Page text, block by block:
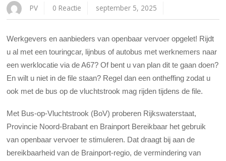
PV 0 Reactie september 5, 2025
Werkgevers en aanbieders van openbaar vervoer opgelet! Rijdt
u al met een touringcar, lijnbus of autobus met werknemers naar
een werklocatie via de A67? Of bent u van plan dit te gaan doen?
En wilt u niet in de file staan? Regel dan een ontheffing zodat u
ook met de bus op de vluchtstrook mag rijden tijdens de file.
Met Bus-op-Vluchtstrook (BoV) proberen Rijkswaterstaat,
Provincie Noord-Brabant en Brainport Bereikbaar het gebruik
van openbaar vervoer te stimuleren. Dat draagt bij aan de
bereikbaarheid van de Brainport-regio, de vermindering van